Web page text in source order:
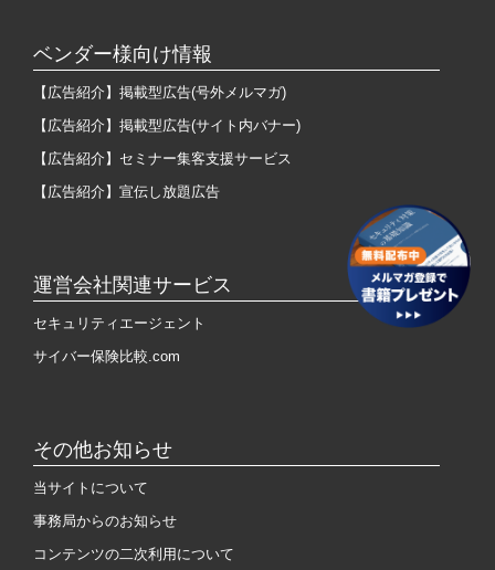
ベンダー様向け情報
【広告紹介】掲載型広告(号外メルマガ)
【広告紹介】掲載型広告(サイト内バナー)
【広告紹介】セミナー集客支援サービス
【広告紹介】宣伝し放題広告
運営会社関連サービス
セキュリティエージェント
サイバー保険比較.com
その他お知らせ
当サイトについて
事務局からのお知らせ
コンテンツの二次利用について